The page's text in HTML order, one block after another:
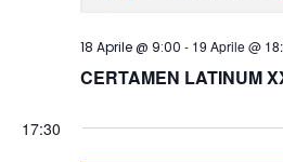
18 Aprile @ 9:00 - 19 Aprile @
CERTAMEN LATINUM
17:30